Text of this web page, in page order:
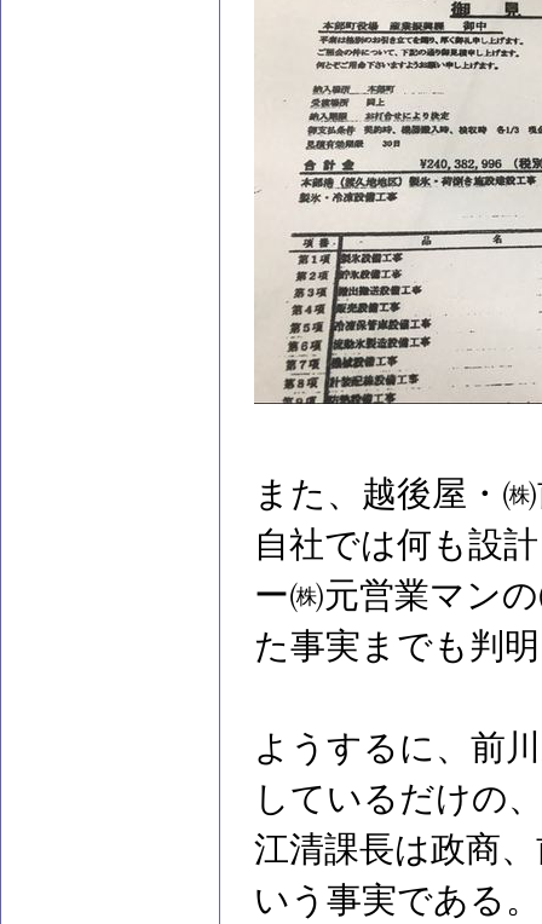
また、越後屋・
自社では何も設
ー㈱元営業マン
た事実までも判
ようするに、前
しているだけの
江清課長は政商
いう事実である。